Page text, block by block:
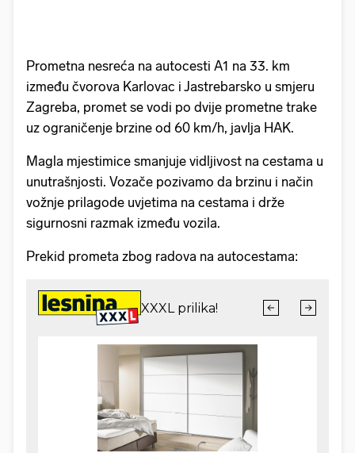
Prometna nesreća na autocesti A1 na 33. km
između čvorova Karlovac i Jastrebarsko u smjeru
Zagreba, promet se vodi po dvije prometne trake
uz ograničenje brzine od 60 km/h, javlja HAK.
Magla mjestimice smanjuje vidljivost na cestama u
unutrašnjosti. Vozače pozivamo da brzinu i način
vožnje prilagode uvjetima na cestama i drže
sigurnosni razmak između vozila.
Prekid prometa zbog radova na autocestama: